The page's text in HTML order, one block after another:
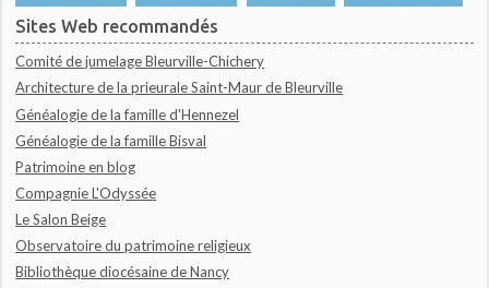
Sites Web recommandés
Comité de jumelage Bleurville-Chichery
Architecture de la prieurale Saint-Maur de Bleurville
Généalogie de la famille d'Hennezel
Généalogie de la famille Bisval
Patrimoine en blog
Compagnie L'Odyssée
Le Salon Beige
Observatoire du patrimoine religieux
Bibliothèque diocésaine de Nancy